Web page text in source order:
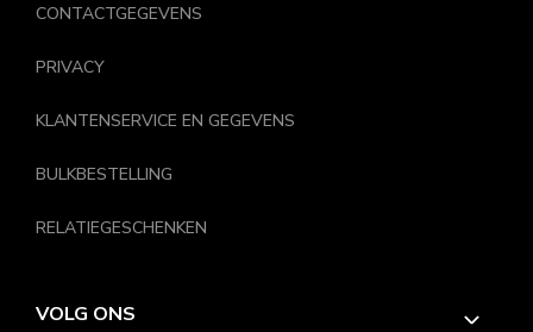
CONTACTGEGEVENS
PRIVACY
KLANTENSERVICE EN GEGEVENS
BULKBESTELLING
RELATIEGESCHENKEN
VOLG ONS